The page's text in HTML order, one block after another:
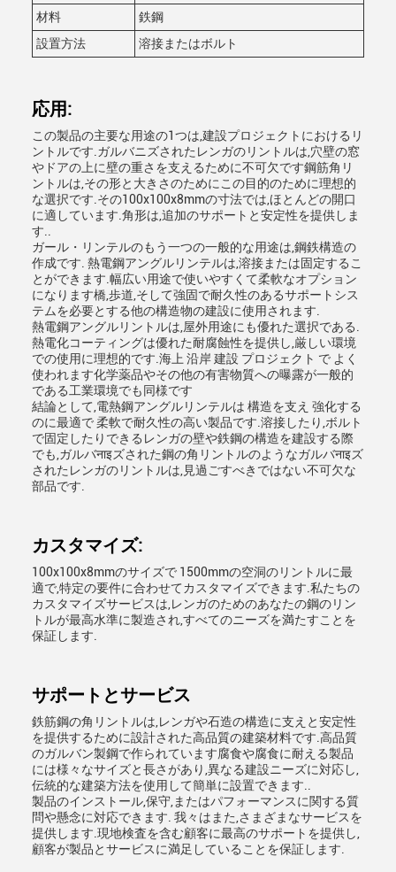
材料
鉄鋼
設置方法
溶接またはボルト
応用:
この製品の主要な用途の1つは,建設プロジェクトにおけるリ
ントルです.ガルバニズされたレンガのリントルは,穴壁の窓
やドアの上に壁の重さを支えるために不可欠です鋼筋角リ
ントルは,その形と大きさのためにこの目的のために理想的
な選択です.その100x100x8mmの寸法では,ほとんどの開口
に適しています.角形は,追加のサポートと安定性を提供しま
す..
ガール・リンテルのもう一つの一般的な用途は,鋼鉄構造の
作成です. 熱電鋼アングルリンテルは,溶接または固定するこ
とができます.幅広い用途で使いやすくて柔軟なオプション
になります橋,歩道,そして強固で耐久性のあるサポートシス
テムを必要とする他の構造物の建設に使用されます.
熱電鋼アングルリントルは,屋外用途にも優れた選択である.
熱電化コーティングは優れた耐腐蝕性を提供し,厳しい環境
での使用に理想的です.海上 沿岸 建設 プロジェクト で よく
使われます化学薬品やその他の有害物質への曝露が一般的
である工業環境でも同様です
結論として,電熱鋼アングルリンテルは 構造を支え 強化する
のに最適で 柔軟で耐久性の高い製品です.溶接したり,ボルト
で固定したりできるレンガの壁や鉄鋼の構造を建設する際
でも,ガルバनाइズされた鋼の角リントルのようなガルバनाइズ
されたレンガのリントルは,見過ごすべきではない不可欠な
部品です.
カスタマイズ:
100x100x8mmのサイズで 1500mmの空洞のリントルに最
適で,特定の要件に合わせてカスタマイズできます.私たちの
カスタマイズサービスは,レンガのためのあなたの鋼のリン
トルが最高水準に製造され,すべてのニーズを満たすことを
保証します.
サポートとサービス
鉄筋鋼の角リントルは,レンガや石造の構造に支えと安定性
を提供するために設計された高品質の建築材料です.高品質
のガルバン製鋼で作られています腐食や腐食に耐える製品
には様々なサイズと長さがあり,異なる建設ニーズに対応し,
伝統的な建築方法を使用して簡単に設置できます..
製品のインストール,保守,またはパフォーマンスに関する質
問や懸念に対応できます. 我々はまた,さまざまなサービスを
提供します.現地検査を含む顧客に最高のサポートを提供し,
顧客が製品とサービスに満足していることを保証します.